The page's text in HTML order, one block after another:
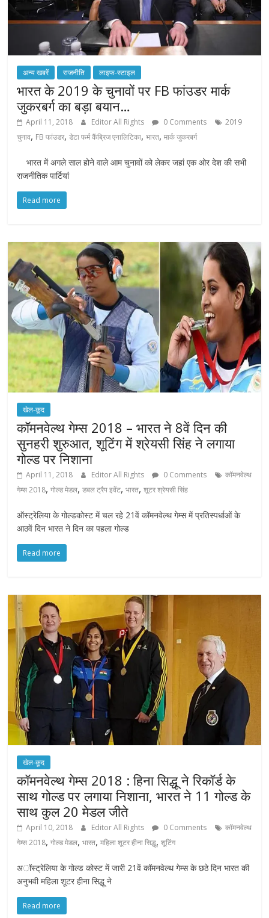
अन्य खबरें राजनीति लाइफ-स्टाइल
भारत के 2019 के चुनावों पर FB फांउडर मार्क
जुकरबर्ग का बड़ा बयान…
April 11, 2018 Editor All Rights 0 Comments
2019
चुनाव, FB फांउडर,डेटा फर्म कैंब्रिज एनालिटिका,भारत,मार्क जुकरबर्ग
भारत में अगले साल होने वाले आम चुनावों को लेकर जहां एक ओर देश की सभी
राजनीतिक पार्टियां
Read more
खेल-कूद
कॉमनवेल्थ गेम्स 2018 – भारत ने 8वें दिन की
सुनहरी शुरुआत, शूटिंग में श्रेयसी सिंह ने लगाया
गोल्ड पर निशाना
April 11, 2018 Editor All Rights 0 Comments
कॉमनवेल्थ
गेम्स 2018,गोल्ड मेडल,डबल ट्रैप इवेंट,भारत,शूटर श्रेयसी सिंह
ऑस्ट्रेलिया के गोल्डकोस्ट में चल रहे 21वें कॉमनवेल्थ गेम्स में प्रतिस्पर्धाओं के
आठवें दिन भारत ने दिन का पहला गोल्ड
Read more
खेल-कूद
कॉमनवेल्थ गेम्स 2018 : हिना सिद्धू ने रिकॉर्ड के
साथ गोल्ड पर लगाया निशाना, भारत ने 11 गोल्ड के
साथ कुल 20 मेडल जीते
April 10, 2018 Editor All Rights 0 Comments
कॉमनवेल्थ
गेम्स 2018,गोल्ड मेडल,भारत,महिला शूटर हीना सिद्धू,शूटिंग
अॉस्ट्रेलिया के गोल्ड कोस्ट में जारी 21वें कॉमनवेल्थ गेम्स के छठे दिन भारत की
अनुभवी महिला शूटर हीना सिद्धू ने
Read more